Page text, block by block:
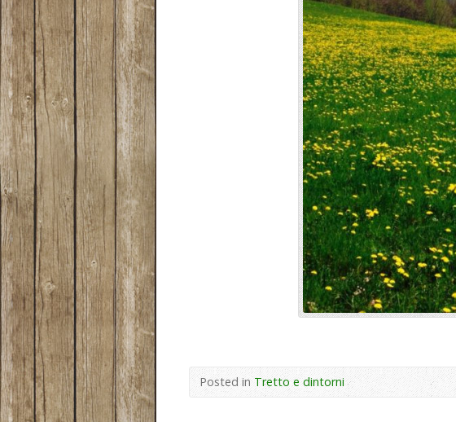
Posted inTretto e dintorni